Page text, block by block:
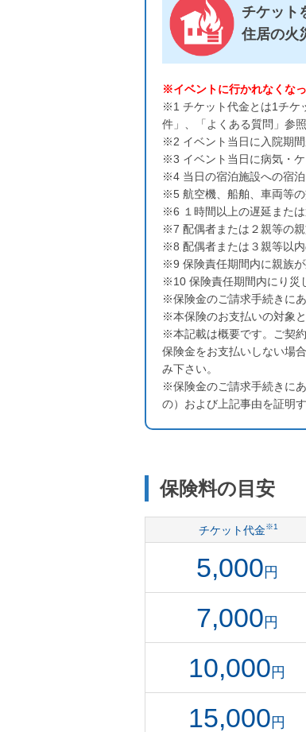
チケット
住居の火
※イベントに行かれなくな
※1 チケット代金とは1チケ
件」、「よくある質問」参照
※2 イベント当日に入院期間
※3 イベント当日に病気・
※4 当日の宿泊施設への宿泊
※5 航空機、船舶、車両等の
※6 １時間以上の遅延または
※7 配偶者または２親等の親
※8 配偶者または３親等以内
※9 保険責任期間内に親族が
※10 保険責任期間内にり災
※保険金のご請求手続きに
※本保険のお支払いの対象
※本記載は概要です。ご契
保険金をお支払いしない場
み下さい。
※保険金のご請求手続きに
の）および上記事由を証明
保険料の目安
チケット代金※1
5,000円
7,000円
10,000円
15,000円